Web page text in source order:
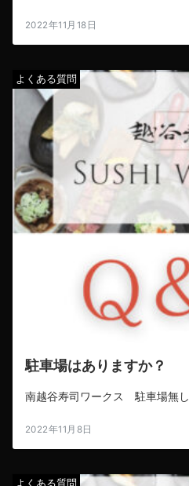
2022年11月18日
よくある質問
駐車場はありますか？
南越谷寿司ワークス 駐車場無し
2022年11月8日
よくある質問